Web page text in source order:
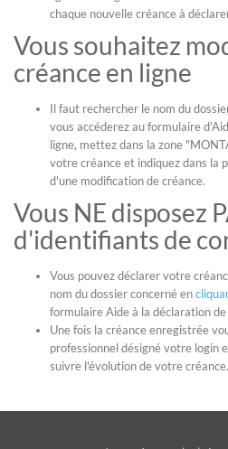
chaque nouvelle créance à
Vous souhaitez
créance en ligne
Il faut rechercher le nom du
vous accéderez au formulaire
ligne, mettez dans la zone
votre créance et indiquez dans la
d'une modification de créance.
Vous NE disposez
d'identifiants de
Vous pouvez déclarer votre
nom du dossier concerné en
formulaire Aide à la déclaration de
Une fois la créance enregistrée
professionnel désigné votre login
suivre l'évolution de votre créance.